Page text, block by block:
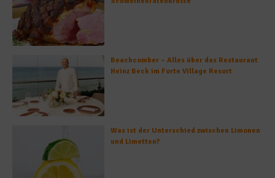
Beachcomber – Alles über das Restaurant
Heinz Beck im Forte Village Resort
Was ist der Unterschied zwischen Limonen
und Limetten?